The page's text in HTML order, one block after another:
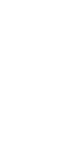
매각결정 및 매매